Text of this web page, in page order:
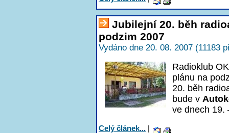
Jubilejní 20. běh
podzim 2007
Vydáno dne 20. 08. 2007 (11183
Radioklub
plánu na
20. běh
bude v
ve dnech 19.
Celý článek... |